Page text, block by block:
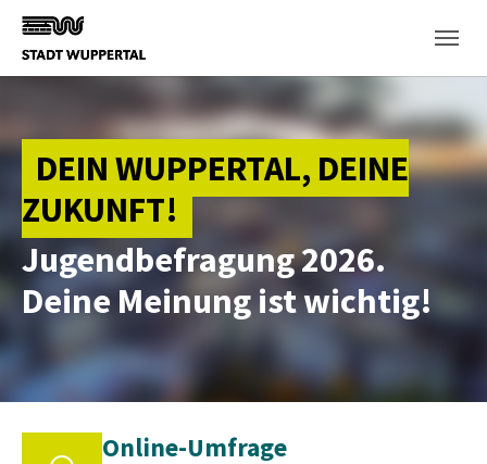
Skip to main content
DEIN WUPPERTAL, DEINE
ZUKUNFT!
Jugendbefragung 2026.
Deine Meinung ist wichtig!
Online-Umfrage